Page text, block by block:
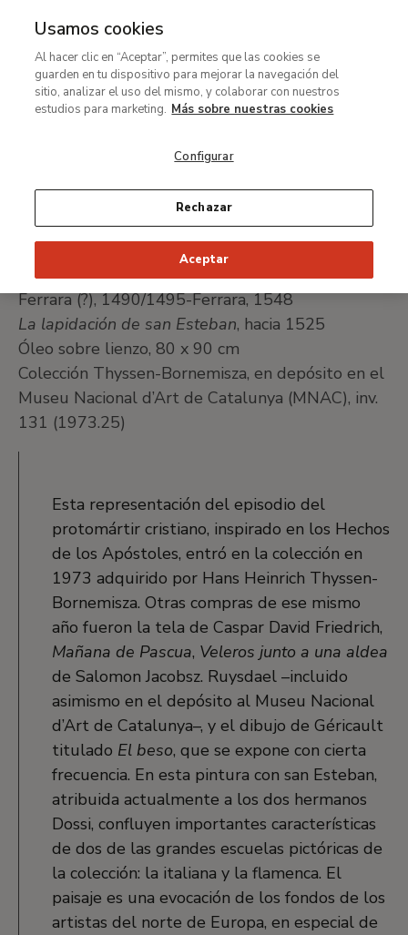
MENÚ
contenido
principal
Ruta
de
Exposiciones
Pintura italiana de los siglos XIV al XVIII de la colección
Dosso y Battista Dossi
Ferrara (?), 1490-Ferrara, 1541/1542
Ferrara (?), 1490/1495-Ferrara, 1548
La lapidación de san Esteban, hacia 1525
Óleo sobre lienzo, 80 x 90 cm
Colección Thyssen-Bornemisza, en depósito en el
Museu Nacional d’Art de Catalunya (MNAC), inv.
131 (1973.25)
Esta representación del episodio del
protomártir cristiano, inspirado en los Hechos
de los Apóstoles, entró en la colección en
1973 adquirido por Hans Heinrich Thyssen-
Bornemisza. Otras compras de ese mismo
año fueron la tela de Caspar David Friedrich,
Mañana de Pascua, Veleros junto a una aldea
de Salomon Jacobsz. Ruysdael –incluido
asimismo en el depósito al Museu Nacional
d’Art de Catalunya–, y el dibujo de Géricault
titulado El beso, que se expone con cierta
frecuencia. En esta pintura con san Esteban,
atribuida actualmente a los dos hermanos
Dossi, confluyen importantes características
de dos de las grandes escuelas pictóricas de
la colección: la italiana y la flamenca. El
paisaje es una evocación de los fondos de los
artistas del norte de Europa, en especial de
Usamos cookies
Al hacer clic en “Aceptar”, permites que las cookies se
guarden en tu dispositivo para mejorar la navegación del
sitio, analizar el uso del mismo, y colaborar con nuestros
estudios para marketing. Más sobre nuestras cookies
Configurar
Rechazar
Aceptar